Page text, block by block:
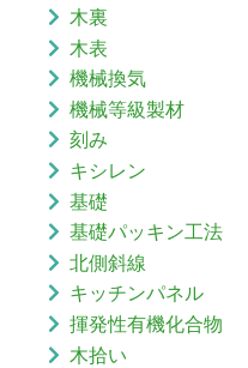
木裏
木表
機械換気
機械等級製材
刻み
キシレン
基礎
基礎パッキン工法
北側斜線
キッチンパネル
揮発性有機化合物
木拾い